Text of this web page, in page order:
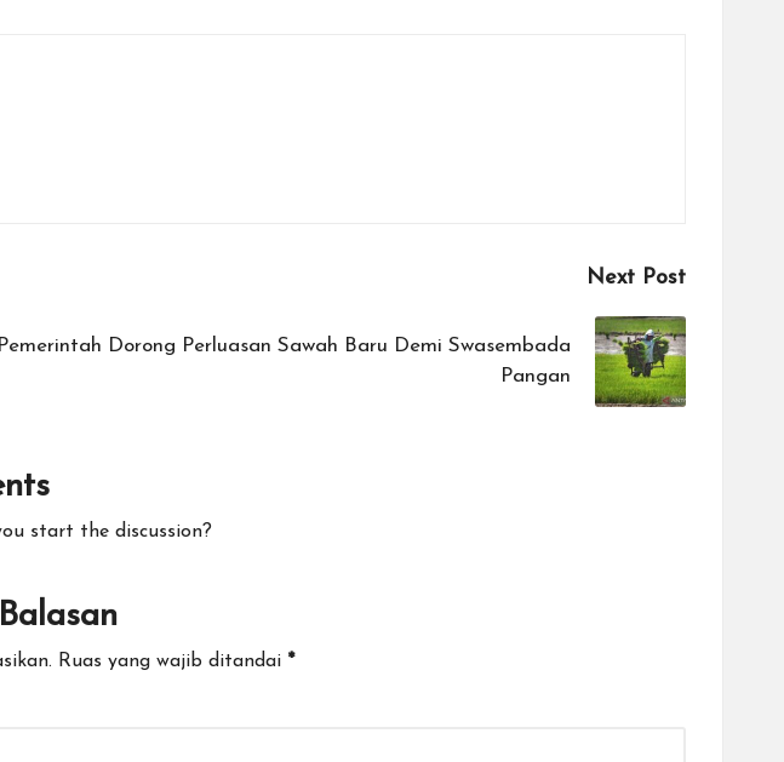
Next Post
Pemerintah Dorong Perluasan Sawah Baru Demi Swasembada
Pangan
start the discussion?
Ruas yang wajib ditandai *